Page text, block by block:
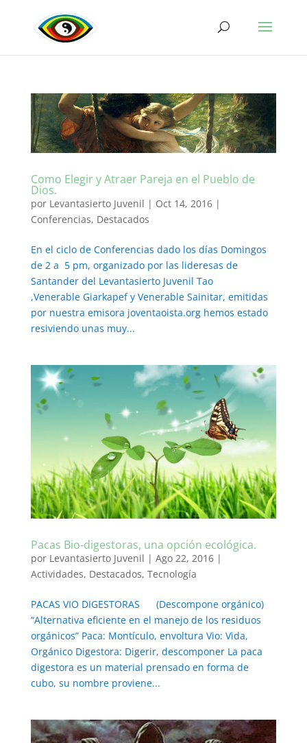
Como Elegir y Atraer Pareja en el Pueblo de
Dios.
por Levantasierto Juvenil | Oct 14, 2016|
Conferencias, Destacados
En el ciclo de Conferencias dado los días Domingos
de 2 a 5 pm, organizado por las lideresas de
Santander del Levantasierto Juvenil Tao
,Venerable Giarkapef y Venerable Sainitar, emitidas
por nuestra emisora joventaoista.org hemos estado
resiviendo unas muy...
Pacas Bio-digestoras, una opción ecológica.
por Levantasierto Juvenil | Ago 22, 2016|
Actividades, Destacados, Tecnología
PACAS VIO DIGESTORAS (Descompone orgánico)
“Alternativa eficiente en el manejo de los residuos
orgánicos” Paca: Montículo, envoltura Vio: Vida,
Orgánico Digestora: Digerir, descomponer La paca
digestora es un material prensado en forma de
cubo, su nombre proviene...